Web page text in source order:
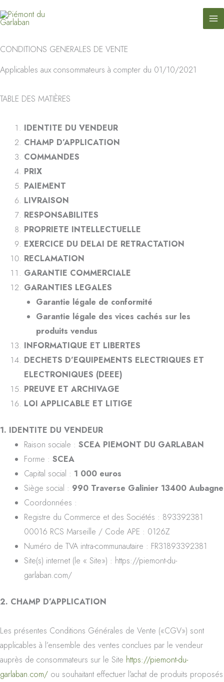
principal
au
CONDITIONS GENERALES DE VENTE
Applicables aux consommateurs à compter du 01/10/2021
TABLE DES MATIÈRES
IDENTITE DU VENDEUR
CHAMP D’APPLICATION
COMMANDES
PRIX
PAIEMENT
LIVRAISON
RESPONSABILITES
PROPRIETE INTELLECTUELLE
EXERCICE DU DELAI DE RETRACTATION
RECLAMATION
GARANTIE COMMERCIALE
GARANTIES LEGALES
Garantie légale de conformité
Garantie légale des vices cachés sur les
produits vendus
INFORMATIQUE ET LIBERTES
DECHETS D’EQUIPEMENTS ELECTRIQUES ET
ELECTRONIQUES (DEEE)
PREUVE ET ARCHIVAGE
LOI APPLICABLE ET LITIGE
1. IDENTITE DU VENDEUR
Raison sociale : SCEA PIEMONT DU GARLABAN
Forme : SCEA
Capital social : 1 000 euros
Siège social : 990 Traverse Galinier 13400 Aubagne
Coordonnées :
Registre du Commerce et des Sociétés : 893392381
00016 RCS Marseille / Code APE : 0126Z
Numéro de TVA intra-communautaire : FR31893392381
Site(s) internet (le « Site») : https://piemont-du-
garlaban.com/
2. CHAMP D’APPLICATION
Les présentes Conditions Générales de Vente («CGV») sont
applicables à l’ensemble des ventes conclues par le vendeur
auprès de consommateurs sur le Site https://piemont-du-
garlaban.com/ ou souhaitant effectuer l’achat de produits proposés